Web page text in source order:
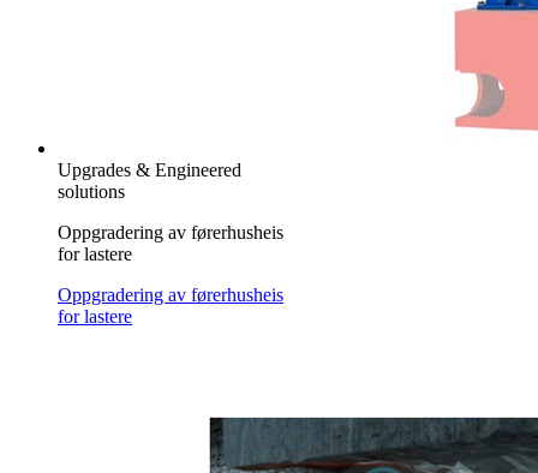
Upgrades & Engineered
solutions
Oppgradering av førerhusheis
for lastere
Oppgradering av førerhusheis
for lastere